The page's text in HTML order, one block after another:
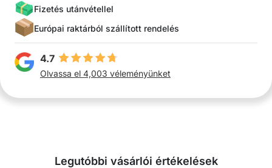
Fizetés utánvétellel
Európai raktárból szállított rendelés
4.7
Olvassa el 4,003 véleményünket
Legutóbbi vásárlói értékelések